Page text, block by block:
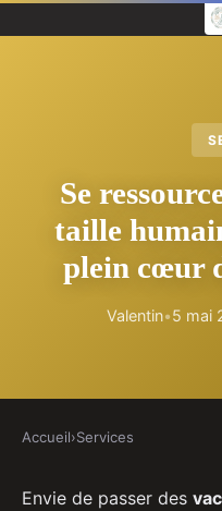
Se
taille
plein cœur
Valentin•5 mai
Accueil›Services
Envie de passer des